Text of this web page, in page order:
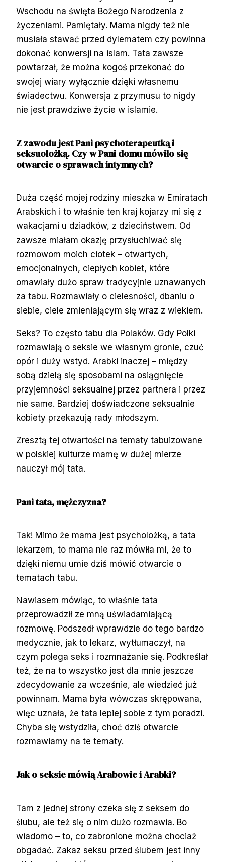
Wschodu na święta Bożego Narodzenia z
życzeniami. Pamiętały. Mama nigdy też nie
musiała stawać przed dylematem czy powinna
dokonać konwersji na islam. Tata zawsze
powtarzał, że można kogoś przekonać do
swojej wiary wyłącznie dzięki własnemu
świadectwu. Konwersja z przymusu to nigdy
nie jest prawdziwe życie w islamie.
Z zawodu jest Pani psychoterapeutką i
seksuolożką. Czy w Pani domu mówiło się
otwarcie o sprawach intymnych?
Duża część mojej rodziny mieszka w Emiratach
Arabskich i to właśnie ten kraj kojarzy mi się z
wakacjami u dziadków, z dzieciństwem. Od
zawsze miałam okazję przysłuchiwać się
rozmowom moich ciotek – otwartych,
emocjonalnych, ciepłych kobiet, które
omawiały dużo spraw tradycyjnie uznawanych
za tabu. Rozmawiały o cielesności, dbaniu o
siebie, ciele zmieniającym się wraz z wiekiem.
Seks? To często tabu dla Polaków. Gdy Polki
rozmawiają o seksie we własnym gronie, czuć
opór i duży wstyd. Arabki inaczej – między
sobą dzielą się sposobami na osiągnięcie
przyjemności seksualnej przez partnera i przez
nie same. Bardziej doświadczone seksualnie
kobiety przekazują rady młodszym.
Zresztą tej otwartości na tematy tabuizowane
w polskiej kulturze mamę w dużej mierze
nauczył mój tata.
Pani tata, mężczyzna?
Tak! Mimo że mama jest psycholożką, a tata
lekarzem, to mama nie raz mówiła mi, że to
dzięki niemu umie dziś mówić otwarcie o
tematach tabu.
Nawiasem mówiąc, to właśnie tata
przeprowadził ze mną uświadamiającą
rozmowę. Podszedł wprawdzie do tego bardzo
medycznie, jak to lekarz, wytłumaczył, na
czym polega seks i rozmnażanie się. Podkreślał
też, że na to wszystko jest dla mnie jeszcze
zdecydowanie za wcześnie, ale wiedzieć już
powinnam. Mama była wówczas skrępowana,
więc uznała, że tata lepiej sobie z tym poradzi.
Chyba się wstydziła, choć dziś otwarcie
rozmawiamy na te tematy.
Jak o seksie mówią Arabowie i Arabki?
Tam z jednej strony czeka się z seksem do
ślubu, ale też się o nim dużo rozmawia. Bo
wiadomo – to, co zabronione można chociaż
obgadać. Zakaz seksu przed ślubem jest inny